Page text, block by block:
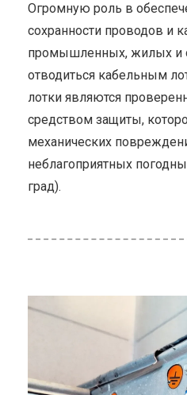
Огромную роль в
сохранности проводов и
промышленных, жилых и
отводиться кабельным
лотки являются
средством защиты,
механических
неблагоприятных
град).